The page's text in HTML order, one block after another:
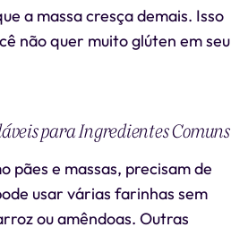
a massa cresça demais. Isso
não quer muito glúten em seu
para Ingredientes Comuns
pães e massas, precisam de
usar várias farinhas sem
ou amêndoas. Outras